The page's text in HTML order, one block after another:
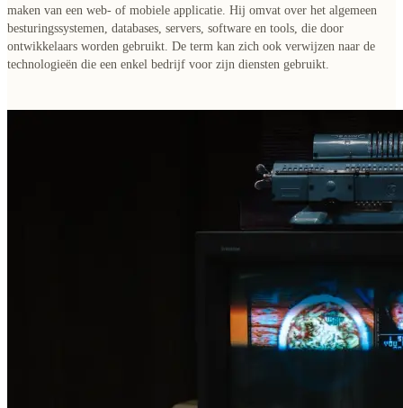
maken van een web- of mobiele applicatie. Hij omvat over het algemeen
besturingssystemen, databases, servers, software en tools , die door
ontwikkelaars worden gebruikt. De term kan zich ook verwijzen naar de
technologieën die een enkel bedrijf voor zijn diensten gebruikt.